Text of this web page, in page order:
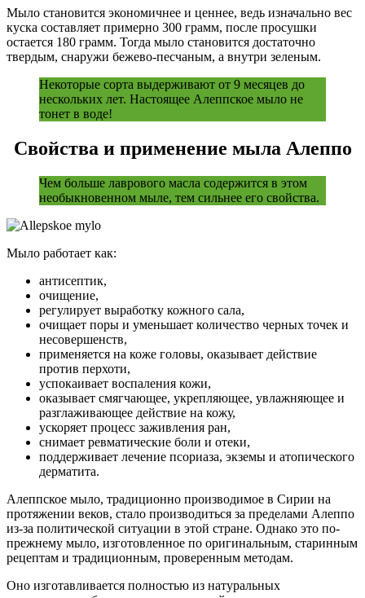
Мыло становится экономичнее и ценнее, ведь изначально вес
куска составляет примерно 300 грамм, после просушки
остается 180 грамм. Тогда мыло становится достаточно
твердым, снаружи бежево-песчаным, а внутри зеленым.
Некоторые сорта выдерживают от 9 месяцев до
нескольких лет. Настоящее Алеппское мыло не
тонет в воде!
Свойства и применение мыла Алеппо
Чем больше лаврового масла содержится в этом
необыкновенном мыле, тем сильнее его свойства.
Мыло работает как:
антисептик,
очищение,
регулирует выработку кожного сала,
очищает поры и уменьшает количество черных точек и
несовершенств,
применяется на коже головы, оказывает действие
против перхоти,
успокаивает воспаления кожи,
оказывает смягчающее, укрепляющее, увлажняющее и
разглаживающее действие на кожу,
ускоряет процесс заживления ран,
снимает ревматические боли и отеки,
поддерживает лечение псориаза, экземы и атопического
дерматита.
Алеппское мыло, традиционно производимое в Сирии на
протяжении веков, стало производиться за пределами Алеппо
из-за политической ситуации в этой стране. Однако это по-
прежнему мыло, изготовленное по оригинальным, старинным
рецептам и традиционным, проверенным методам.
Оно изготавливается полностью из натуральных